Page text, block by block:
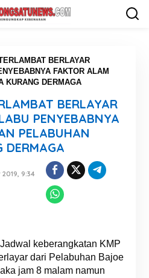
BERLAYAR
FAKTOR ALAM
KURANG DERMAGA
BERLAYAR
PENYEBABNYA
PELABUHAN
DERMAGA
9:34
keberangkatan KMP
dari Pelabuhan Bajoe
jam 8 malam namun